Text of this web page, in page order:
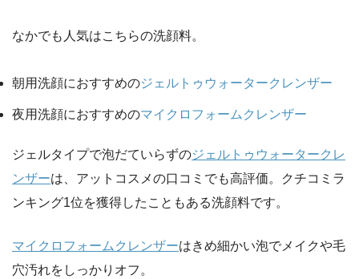
なかでも人気はこちらの洗顔料。
朝用洗顔におすすめのジェルトゥウォータークレンザー
夜用洗顔におすすめのマイクロフォームクレンザー
ジェルタイプで泡だていらずのジェルトゥウォータークレ
ンザーは、アットコスメの口コミでも高評価。クチコミラ
ンキング1位を獲得したこともある洗顔料です。
マイクロフォームクレンザーはきめ細かい泡でメイクや毛
穴汚れをしっかりオフ。